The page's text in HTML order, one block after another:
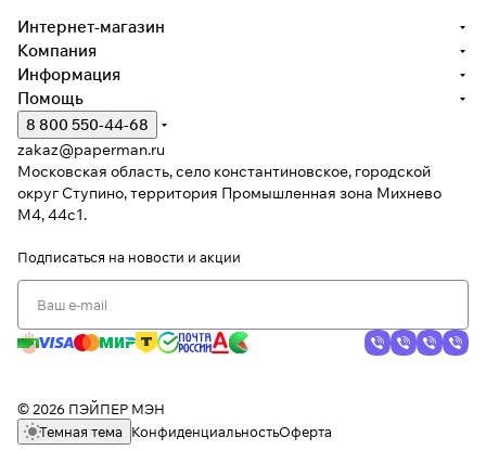
Интернет-магазин
Компания
Информация
Помощь
8 800 550-44-68
zakaz@paperman.ru
Московская область, село константиновское, городской
округ Ступино, территория Промышленная зона Михнево
М4, 44с1.
Подписаться на новости и акции
© 2026 ПЭЙПЕР МЭН
Темная тема
КонфиденциальностьОферта